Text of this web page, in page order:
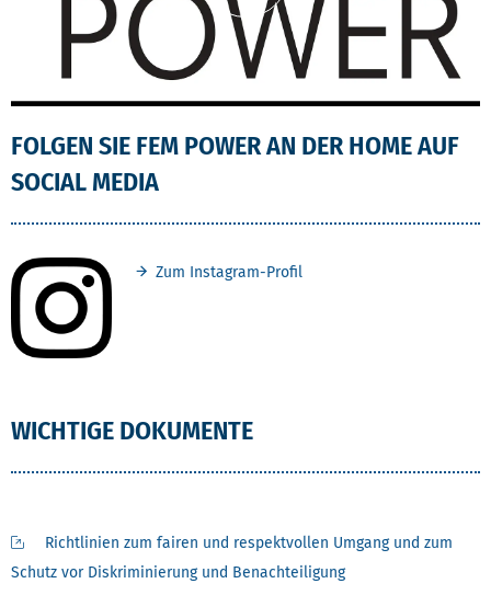
FOLGEN SIE FEM POWER AN DER HOME AUF
SOCIAL MEDIA
Zum Instagram-Profil
WICHTIGE DOKUMENTE
Richtlinien zum fairen und respektvollen Umgang und zum
Schutz vor Diskriminierung und Benachteiligung